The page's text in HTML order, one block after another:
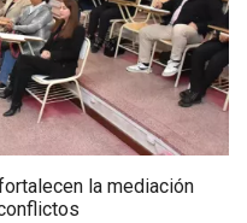
la mediación